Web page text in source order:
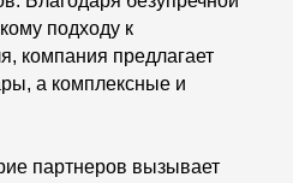
подходу к
компания предлагает
а комплексные и
партнеров вызывает